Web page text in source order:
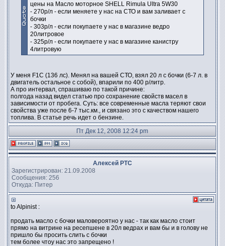
цены на Масло моторное SHELL Rimula Ultra 5W30
- 270р/л - если меняете у нас на СТО и вам заливает с
бочки
- 303р/л - если покупаете у нас в магазине ведро
20литровое
- 325р/л - если покупаете у нас в магазине канистру
4литровую
У меня F1C (136 лс). Менял на вашей СТО, взял 20 л с бочки (6-7 л. в
двигатель остальное с собой), впарили по 400 р/литр.
А про интервал, спрашиваю по такой причине:
полгода назад видел статью про сохранение свойств масел в
зависимости от пробега. Суть: все современные масла теряют свои
свойства уже после 6-7 тыс.км., и связано это с качеством нашего
топлива. В статье речь идет о бензине.
Пт Дек 12, 2008 12:24 pm
Алексей PTC
Зарегистрирован: 21.09.2008
Сообщения: 256
Откуда: Питер
to Alpinist :
продать масло с бочки маловероятно у нас - так как масло стоит
прямо на витрине на ресепшене в 20л ведрах и вам бы и в голову не
пришло бы просить слить с бочки
тем более чтоу нас это запрещено !